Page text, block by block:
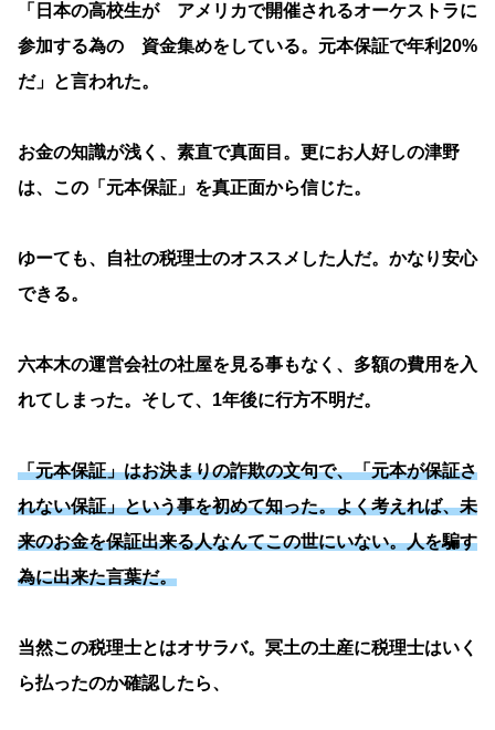
「日本の高校生が アメリカで開催されるオーケストラに
参加する為の 資金集めをしている。元本保証で年利20%
だ」と言われた。
お金の知識が浅く、素直で真面目。更にお人好しの津野
は、この「元本保証」を真正面から信じた。
ゆーても、自社の税理士のオススメした人だ。かなり安心
できる。
六本木の運営会社の社屋を見る事もなく、多額の費用を入
れてしまった。そして、1年後に行方不明だ。
「元本保証」はお決まりの詐欺の文句で、「元本が保証さ
れない保証」という事を初めて知った。よく考えれば、未
来のお金を保証出来る人なんてこの世にいない。人を騙す
為に出来た言葉だ。
当然この税理士とはオサラバ。冥土の土産に税理士はいく
ら払ったのか確認したら、